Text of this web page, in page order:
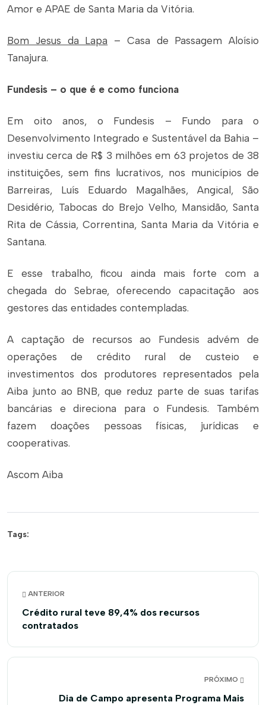
Amor e APAE de Santa Maria da Vitória.
Bom Jesus da Lapa – Casa de Passagem Aloísio
Tanajura.
Fundesis – o que é e como funciona
Em oito anos, o Fundesis – Fundo para o
Desenvolvimento Integrado e Sustentável da Bahia –
investiu cerca de R$ 3 milhões em 63 projetos de 38
instituições, sem fins lucrativos, nos municípios de
Barreiras, Luís Eduardo Magalhães, Angical, São
Desidério, Tabocas do Brejo Velho, Mansidão, Santa
Rita de Cássia, Correntina, Santa Maria da Vitória e
Santana.
E esse trabalho, ficou ainda mais forte com a
chegada do Sebrae, oferecendo capacitação aos
gestores das entidades contempladas.
A captação de recursos ao Fundesis advém de
operações de crédito rural de custeio e
investimentos dos produtores representados pela
Aiba junto ao BNB, que reduz parte de suas tarifas
bancárias e direciona para o Fundesis. Também
fazem doações pessoas físicas, jurídicas e
cooperativas.
Ascom Aiba
Tags:
ANTERIOR
Crédito rural teve 89,4% dos recursos
contratados
PRÓXIMO
Dia de Campo apresenta Programa Mais